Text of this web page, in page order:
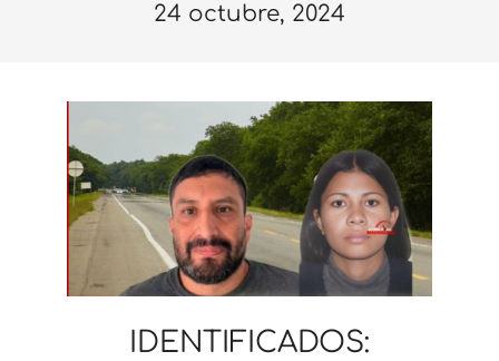
24 octubre, 2024
IDENTIFICADOS: